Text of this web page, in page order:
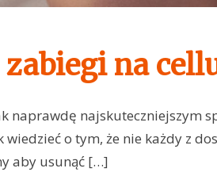
zabiegi na
naprawdę najskuteczniejszym
o tym, że nie każdy z
aby usunąć […]